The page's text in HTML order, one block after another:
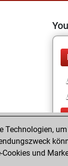
Technologien,
und